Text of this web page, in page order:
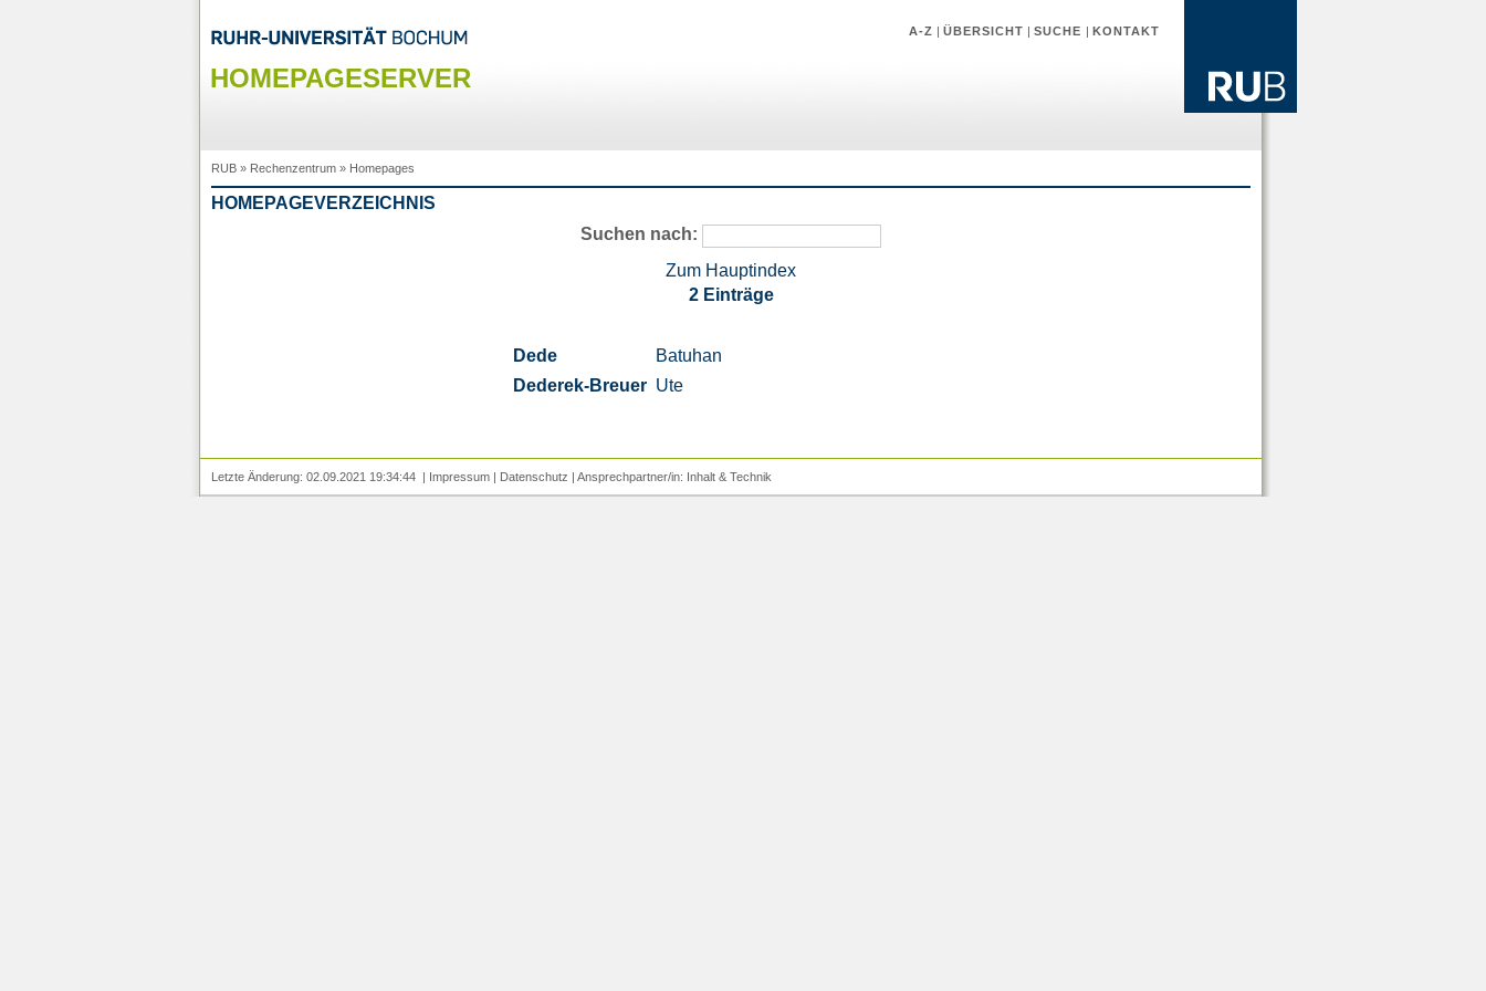
A-Z |ÜBERSICHT |SUCHE |KONTAKT
HOMEPAGESERVER
RUB» Rechenzentrum» Homepages
HOMEPAGEVERZEICHNIS
Suchen nach:
Zum Hauptindex
2 Einträge
Dede
Batuhan
Dederek-Breuer Ute
Letzte Änderung: 02.09.2021 19:34:44 | Impressum| Datenschutz | Ansprechpartner/in: Inhalt& Technik